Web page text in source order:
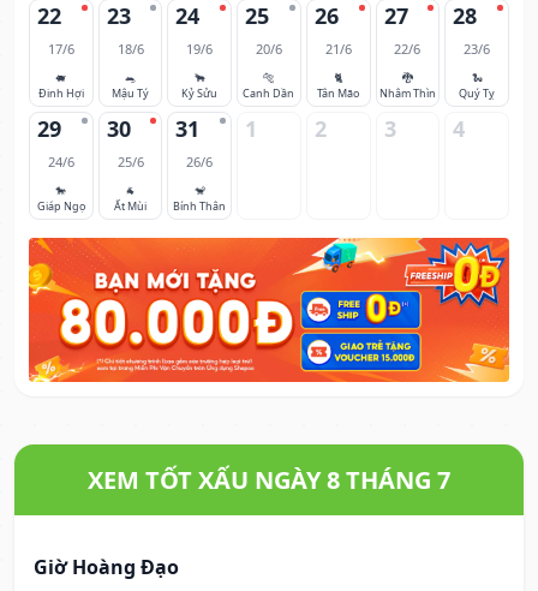
22
17/6
🐖
Đinh Hợi
23
18/6
🐀
Mậu Tý
24
19/6
🐂
Kỷ Sửu
25
20/6
🐅
Canh Dần
26
21/6
🐈
Tân Mão
27
22/6
🐉
Nhâm Thìn
28
23/6
🐍
Quý Tỵ
29
24/6
🐎
Giáp Ngọ
30
25/6
🐐
Ất Mùi
31
26/6
🐒
Bính Thân
1 2 3 4
XEM TỐT XẤU NGÀY 8 THÁNG 7
Giờ Hoàng Đạo